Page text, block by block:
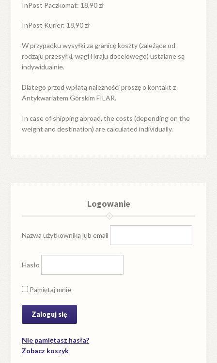
InPost Paczkomat: 18,90 zł
InPost Kurier: 18,90 zł
W przypadkuwysyłkiza granicękoszty (zależące od
rodzaju przesyłki, wagi i kraju docelowego) ustalane są
indywidualnie.
Dlatego przed wpłatą należności proszę o kontakt z
Antykwariatem Górskim FILAR.
In case of shipping abroad, the costs (depending on the
weight and destination) are calculated individually.
Logowanie
Nazwa użytkownika lub email
Hasło
Pamiętaj mnie
Nie pamiętasz hasła?
Zobacz koszyk